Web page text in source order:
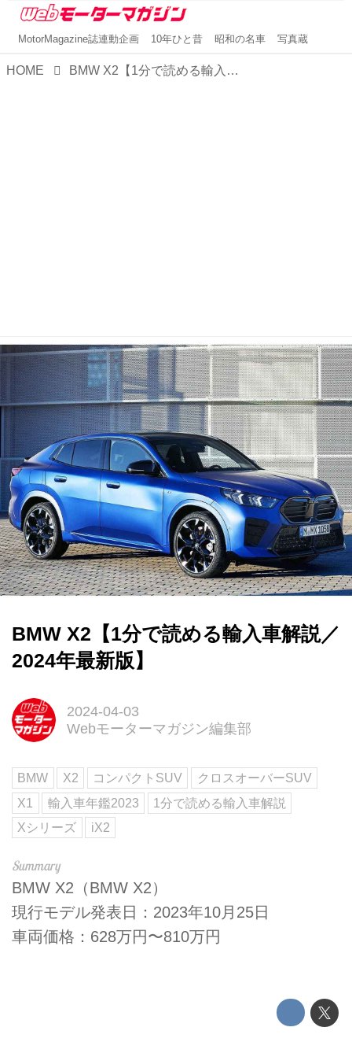
MotorMagazine誌連動企画 10年ひと昔 昭和の名車 写真蔵
HOME BMW X2【1分で読める輸入車解説／2024年最新版】
BMW X2【1分で読める輸入車解説／
2024年最新版】
2024-04-03
Webモーターマガジン編集部
BMW X2 コンパクトSUV
クロスオーバーSUV
X1
輸入車年鑑2023
1分で読める輸入車解説
Xシリーズ
iX2
BMW X2（BMW X2）
現行モデル発表日：2023年10月25日
車両価格：628万円〜810万円